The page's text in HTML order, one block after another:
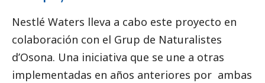
Nestlé Waters lleva a cabo este proyecto en
colaboración con el Grup de Naturalistes
d’Osona. Una iniciativa que se une a otras
implementadas en años anteriores por ambas